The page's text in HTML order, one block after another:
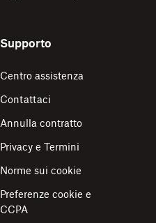
Supporto
Centro assistenza
Contattaci
Annulla contratto
Privacy e Termini
Norme sui cookie
Preferenze cookie e
CCPA